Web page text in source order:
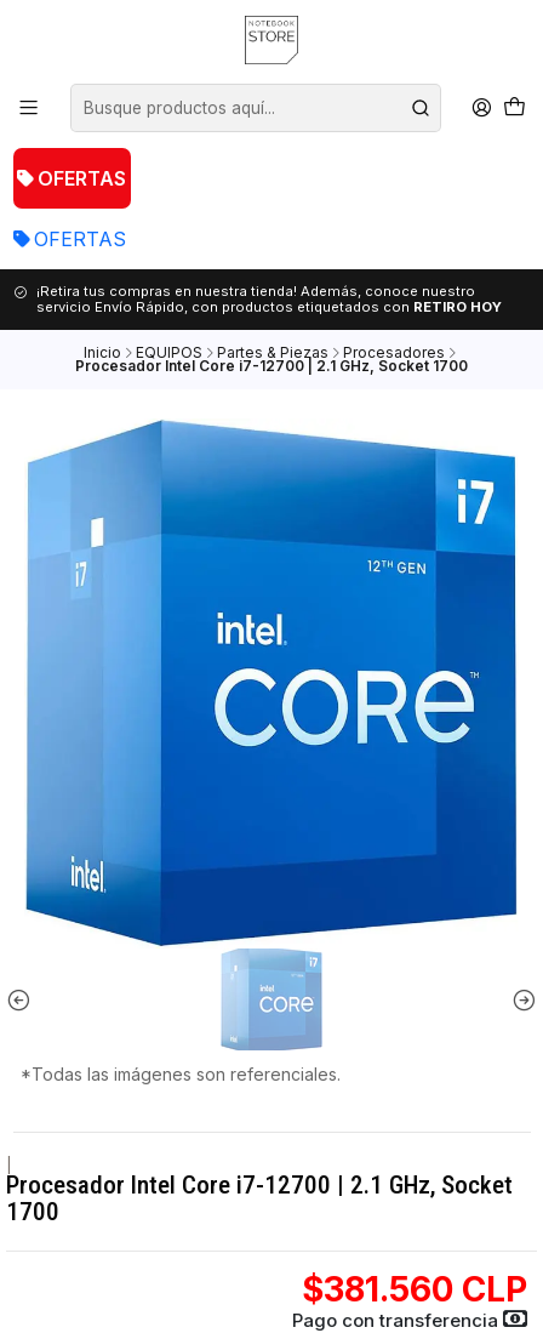
OFERTAS
OFERTAS
¡Retira tus compras en nuestra tienda! Además, conoce nuestro
servicio Envío Rápido, con productos etiquetados con RETIRO HOY
Inicio EQUIPOS Partes & Piezas Procesadores
Procesador Intel Core i7-12700 | 2.1 GHz, Socket 1700
*Todas las imágenes son referenciales.
Procesador Intel Core i7-12700 | 2.1 GHz, Socket
1700
$381.560 CLP
Pago con transferencia